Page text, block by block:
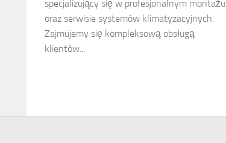
specjalizujący się w profesjonalnym montażu
oraz serwisie systemów klimatyzacyjnych.
Zajmujemy się kompleksową obsługą
klientów...